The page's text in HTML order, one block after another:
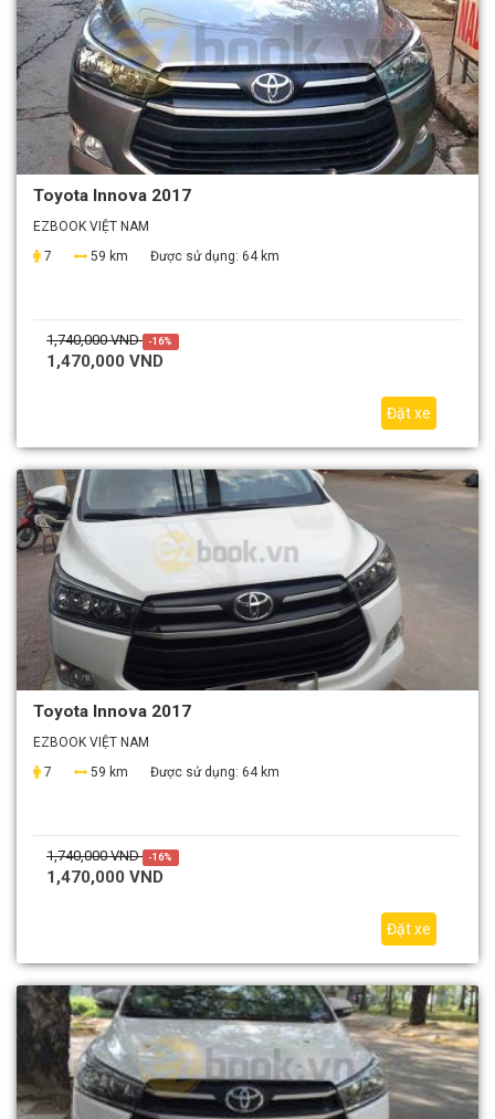
Toyota Innova 2017
EZBOOK VIỆT NAM
7
59 km Được sử dụng: 64 km
1,740,000 VND -16%
1,470,000 VND
Đặt xe
Toyota Innova 2017
EZBOOK VIỆT NAM
7
59 km Được sử dụng: 64 km
1,740,000 VND -16%
1,470,000 VND
Đặt xe